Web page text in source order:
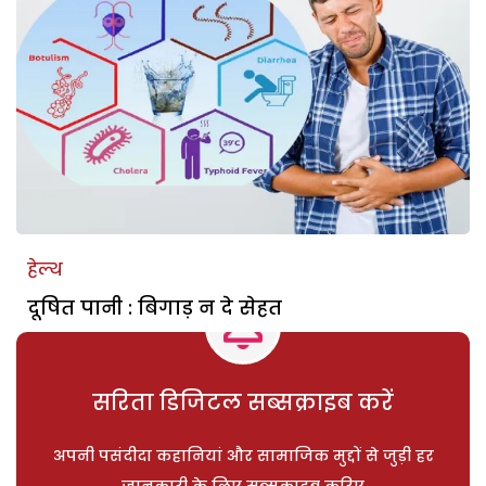
हेल्थ
दूषित पानी : बिगाड़ न दे सेहत
सरिता डिजिटल सब्सक्राइब करें
अपनी पसंदीदा कहानियां और सामाजिक मुद्दों से जुड़ी हर